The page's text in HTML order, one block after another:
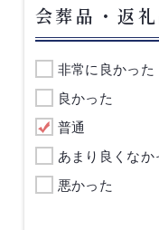
会葬品・返
非常に良かった
良かった
普通
あまり良くなか
悪かった